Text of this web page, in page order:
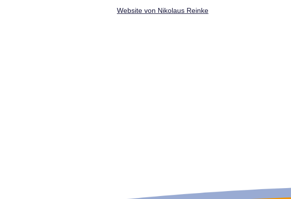
Website von Nikolaus Reinke